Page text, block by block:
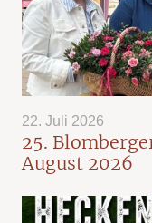
22. Juli 2026
25.
August 2026